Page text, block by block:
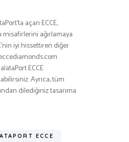
açan ECCE,
ağırlamaya
iyi hissettiren diğer
ECCE
Ayrıca, tüm
dilediğiniz tasarıma
ECCE